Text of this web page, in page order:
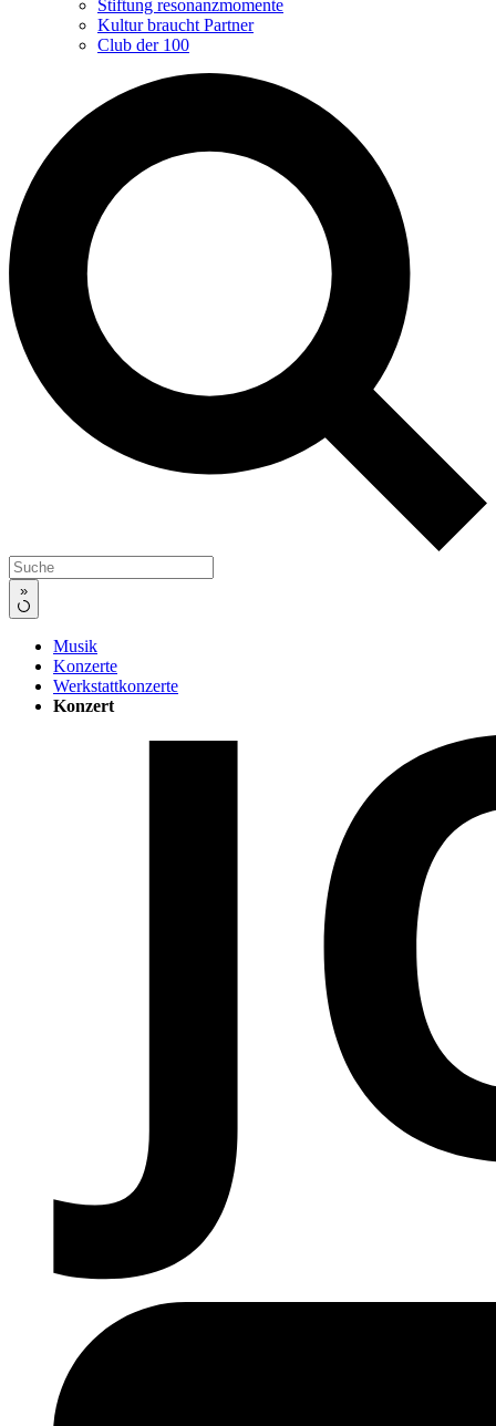
Stiftung resonanzmomente
Kultur braucht Partner
Club der 100
»
Musik
Konzerte
Werkstattkonzerte
Konzert